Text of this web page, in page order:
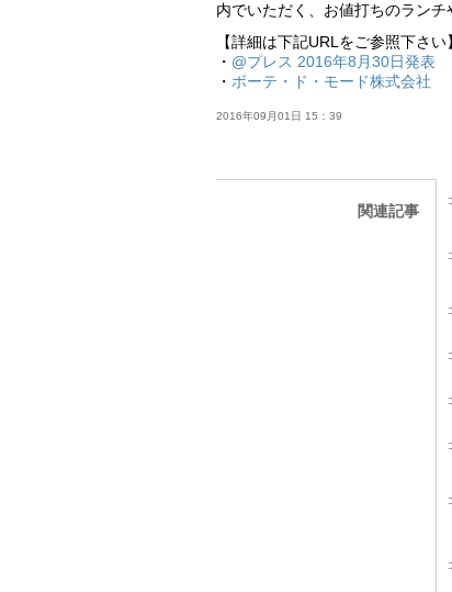
内でいただく、お値打ちのランチ
【詳細は下記URLをご参照下さい】
・ @プレス 2016年8月30日発表
・ ボーテ・ド・モード株式会社
2016年09月01日 15：39
関連記事